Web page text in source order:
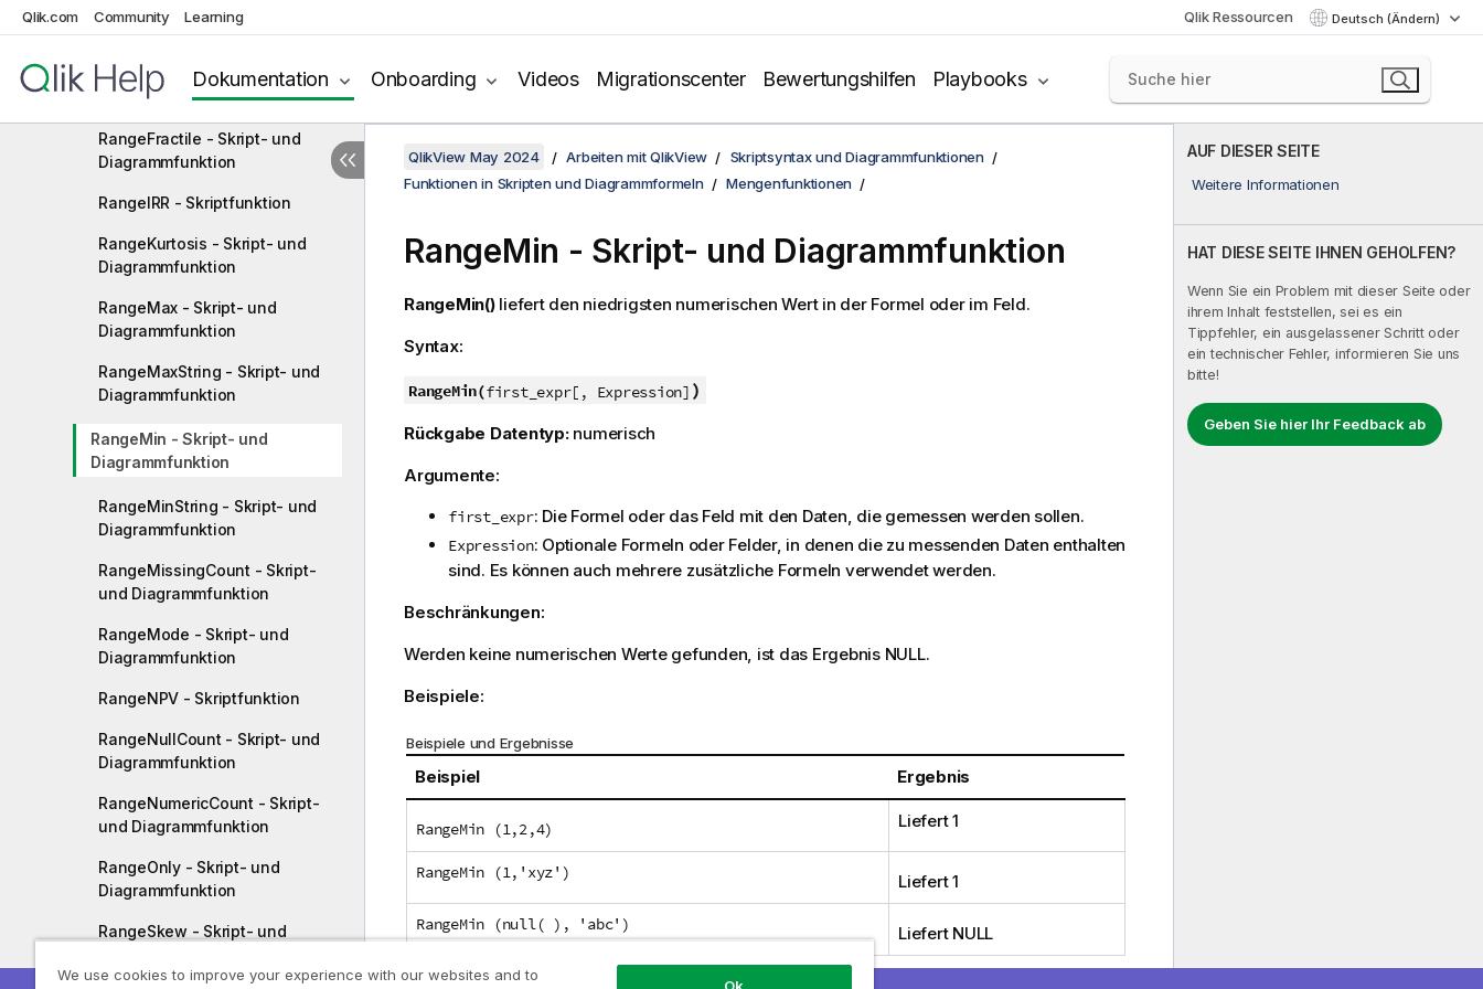
Qlik.com Community Learning Qlik Ressourcen Deutsch (Ändern)
Dokumentation Onboarding Videos Migrationscenter Bewertungshilfen Playbooks
RangeCorrel - Skript- und
Diagrammfunktion
RangeCount - Skript- und
Diagrammfunktion
RangeFractile - Skript- und
Diagrammfunktion
RangeIRR - Skriptfunktion
RangeKurtosis - Skript- und
Diagrammfunktion
RangeMax - Skript- und
Diagrammfunktion
RangeMaxString - Skript- und
Diagrammfunktion
RangeMin - Skript- und
Diagrammfunktion
RangeMinString - Skript- und
Diagrammfunktion
RangeMissingCount - Skript-
und Diagrammfunktion
RangeMode - Skript- und
Diagrammfunktion
RangeNPV - Skriptfunktion
RangeNullCount - Skript- und
Diagrammfunktion
RangeNumericCount - Skript-
und Diagrammfunktion
RangeOnly - Skript- und
Diagrammfunktion
RangeSkew - Skript- und
AUF DIESER SEITE
Weitere Informationen
HAT DIESE SEITE IHNEN GEHOLFEN?
Wenn Sie ein Problem mit dieser Seite oder
ihrem Inhalt feststellen, sei es ein
Tippfehler, ein ausgelassener Schritt oder
ein technischer Fehler, informieren Sie uns
bitte!
Geben Sie hier Ihr Feedback ab
QlikView May 2024 Arbeiten mit QlikView
Skriptsyntax und Diagrammfunktionen
Funktionen in Skripten und Diagrammformeln
Mengenfunktionen
RangeMin - Skript- und Diagrammfunktion
RangeMin()liefert den niedrigsten numerischen Wert in der Formel oder im Feld.
Syntax:
RangeMin(first_expr[, Expression] )
Rückgabe Datentyp: numerisch
Argumente:
first_expr: Die Formel oder das Feld mit den Daten, die gemessen werden sollen.
Expression: Optionale Formeln oder Felder, in denen die zu messenden Daten enthalten
sind. Es können auch mehrere zusätzliche Formeln verwendet werden.
Beschränkungen:
Werden keine numerischen Werte gefunden, ist das Ergebnis NULL.
Beispiele:
Beispiele und Ergebnisse
Beispiel Ergebnis
RangeMin (1,2,4) Liefert 1
RangeMin (1,'xyz') Liefert 1
RangeMin (null( ), 'abc') Liefert NULL
We use cookies to improve your experience with our websites and to